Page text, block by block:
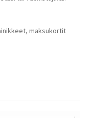
maksukortit